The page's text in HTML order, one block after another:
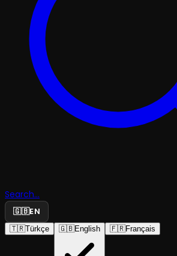
Search...
🇬🇧EN
🇹🇷Türkçe 🇬🇧English 🇫🇷Français